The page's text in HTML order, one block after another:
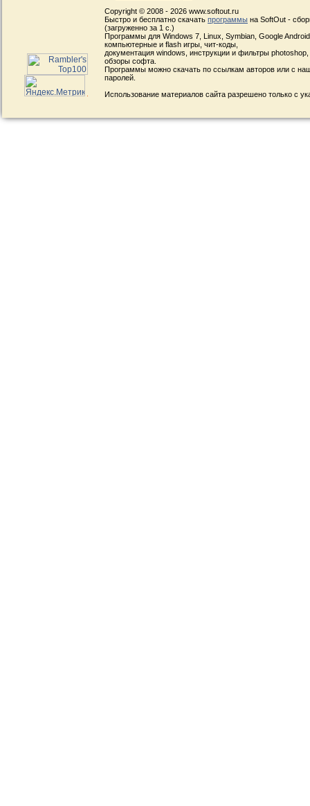
Copyright © 2008 - 2026 www.softout.ru
Быстро и бесплатно скачать программы на SoftOut -
(загруженно за 1 с.)
Программы для Windows 7, Linux, Symbian, Google
компьютерные и flash игры, чит-коды,
документация windows, инструкции и фильтры
обзоры софта.
Программы можно скачать по ссылкам авторов или с
паролей.
Использование материалов сайта разрешено только с